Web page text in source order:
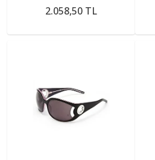
2.058,50 TL